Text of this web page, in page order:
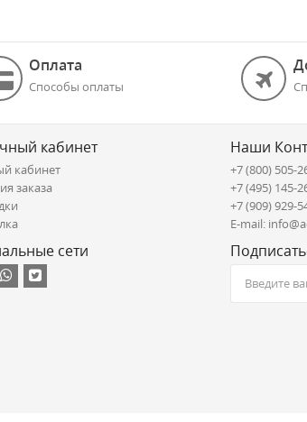
Оплата
Способы оплаты
кабинет
кабинет
заказа
сети
Наши
+7 (800) 505-
+7 (495) 145-
+7 (909) 929-
E-mail: